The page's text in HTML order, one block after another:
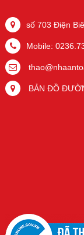
số 703 Điện
Mobile:
BẢN ĐỒ